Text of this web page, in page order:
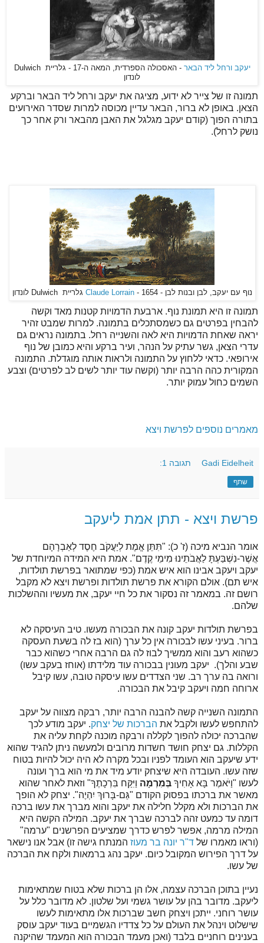
יעקב ורחל ליד הבאר
- האסכולה הספרדית, המאה ה-17 - גלריית Dulwich
לונדון
תמונה זו של צייר לא ידוע, מציגה את יעקב ורחל ליד הבאר וברקע
הצאן. באופן לא ברור, הבאר עדיין מכוסה למרות שסדר האירועים
בתורה הפוך (קודם יעקב מגלגל את האבן מהבאר ורק אחר כך
נושק לרחל).
נוף עם יעקב, לבן ובנות לבן - Claude Lorrain- 1654 גלריית Dulwich לונדון
תמונה זו היא תמונת נוף. ארבעת הדמויות קטנות מאד וקשה
להבחין בפרטים גם כשמסתכלים בתמונה. למרות שמבט זהיר
יראה שאחת הדמויות היא לאה והשנייה רחל. בתמונה נראים גם
עדרי הצאן, גשר עתיק על הנהר, ועיר ברקע והיא כמובן של נוף
אירופאי. כדאי ללחוץ על התמונה ולראות אותה מוגדלת. התמונה
המקורית כהה הרבה יותר (וקשה עוד יותר לשים לב לפרטים) וצבע
השמים כחול עמוק יותר.
מאמרים נוספים לפרשת ויצא
Gadi Eidelheit תגובה 1:
שתף
פרשת ויצא - תתן אמת ליעקב
אומר הנביא מיכה (ז' כ): "תִּתֵּן אֱמֶת לְיַעֲקֹב חֶסֶד לְאַבְרָהָם
אֲשֶׁר-נִשְׁבַּעְתָּ לַאֲבֹתֵינוּ מִימֵי קֶדֶם". אמת היא המידה המיוחדת של
יעקב ויעקב אבינו הוא איש אמת (כפי שמתואר בפרשת תולדות,
איש תם). אולם הקורא את פרשת תולדות ופרשת ויצא לא מקבל
רושם זה. במאמר זה נסקור את כל חיי יעקב, את מעשיו וההשלכות
שלהם.
בפרשת תולדות יעקב קונה את הבכורה מעשו. טיב העיסקה לא
ברור. בעיני עשו לבכורה אין כל ערך (הוא בז לה בשעת העסקה
כשהוא רעב והוא ממשיך לבוז לה גם הרבה אחרי כשהוא כבר
שבע והלך). יעקב מעונין בבכורה עוד מלידתו (אוחז בעקב עשו)
ורואה בה ערך רב. שני הצדדים עשו עיסקה טובה, עשו קיבל
ארוחה חמה ויעקב קיבל את הבכורה.
התמונה השנייה קשה להבנה הרבה יותר, רבקה מצווה על יעקב
להתחפש לעשו ולקבל את הברכות של יצחק. יעקב מודע לכך
שהברכה יכולה להפוך לקללה ורבקה מוכנה לקחת עליה את
הקללות. גם יצחק חושד חשדות מרובים ולמעשה ניתן להגיד שהוא
ידע שיעקב הוא העומד לפניו ובכל מקרה לא היה יכול להיות בטוח
שזה עשו. העובדה היא שיצחק יודע מיד את מי הוא ברך ועונה
לעשו "וַיֹּאמֶר בָּא אָחִיךָ בְּמִרְמָה וַיִּקַּח בִּרְכָתֶךָ" וזאת לאחר שהוא
מאשר את ברכתו בפסוק הקודם "גַּם-בָּרוּךְ יִהְיֶה". יצחק לא הופך
את הברכות ולא מקלל חלילה את יעקב והוא מברך את עשו ברכה
דומה עד כמעט זהה לברכה שברך את יעקב. המילה הקשה היא
המילה מרמה, אפשר לפרש כדרך שמציעים הפרשנים "ערמה"
(וראו מאמרו של ד"ר יונה בר מעוז המנתח גישה זו) אבל אנו נישאר
על דרך הפירוש המקובל כיום. יעקב נהג ברמאות ולקח את הברכה
של עשו.
נעיין בתוכן הברכה עצמה, אלו הן ברכות שלא בטוח שמתאימות
ליעקב. מדובר בהן על עושר גשמי ועל שלטון. לא מדובר כלל על
עושר רוחני. ייתכן ויצחק חשב שברכות אלו מתאימות לעשו
שישלוט וינהל את העולם על כל צדדיו הגשמיים בעוד יעקב עוסק
בענינים רוחניים בלבד (ואכן מעמד הבכורה הוא המעמד שהיקנה